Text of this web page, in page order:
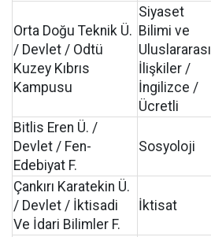
Orta Doğu Teknik Ü.
/ Devlet / Odtü
Kuzey Kıbrıs
Kampusu
Siyaset
Bilimi ve
Uluslararası
İlişkiler /
İngilizce /
Ücretli
Bitlis Eren Ü. /
Devlet / Fen-
Edebiyat F.
Sosyoloji
Çankırı Karatekin Ü.
/ Devlet / İktisadi
Ve İdari Bilimler F.
İktisat